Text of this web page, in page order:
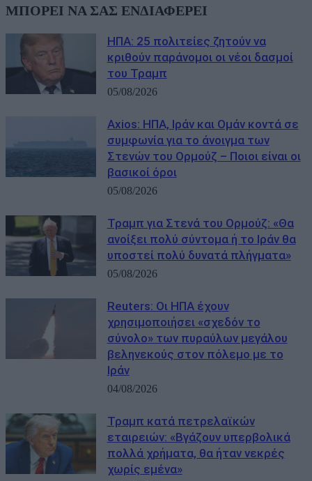
ΜΠΟΡΕΙ ΝΑ ΣΑΣ ΕΝΔΙΑΦΕΡΕΙ
ΗΠΑ: 25 πολιτείες ζητούν να
κριθούν παράνομοι οι νέοι δασμοί
του Τραμπ
05/08/2026
Axios: ΗΠΑ, Ιράν και Ομάν κοντά σε
συμφωνία για το άνοιγμα των
Στενών του Ορμούζ – Ποιοι είναι οι
βασικοί όροι
05/08/2026
Τραμπ για Στενά του Ορμούζ: «Θα
ανοίξει πολύ σύντομα ή το Ιράν θα
υποστεί πολύ δυνατά πλήγματα»
05/08/2026
Reuters: Οι ΗΠΑ έχουν
χρησιμοποιήσει «σχεδόν το
σύνολο» των πυραύλων μεγάλου
βεληνεκούς στον πόλεμο με το
Ιράν
04/08/2026
Τραμπ κατά πετρελαϊκών
εταιρειών: «Βγάζουν υπερβολικά
πολλά χρήματα, θα ήταν νεκρές
χωρίς εμένα»